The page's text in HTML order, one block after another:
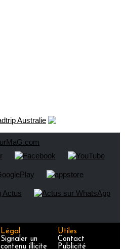
Légal
Signaler un
contenu illicite
Utiles
Contact
Publicité